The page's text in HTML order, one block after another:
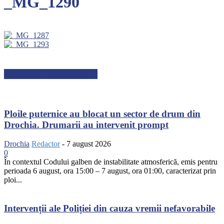
Ploile puternice au blocat un sector de drum din
Drochia. Drumarii au intervenit prompt
Drochia Redactor - 7 august 2026
0
În contextul Codului galben de instabilitate atmosferică, emis pentru
perioada 6 august, ora 15:00 – 7 august, ora 01:00, caracterizat prin
ploi...
Intervenții ale Poliției din cauza vremii nefavorabile